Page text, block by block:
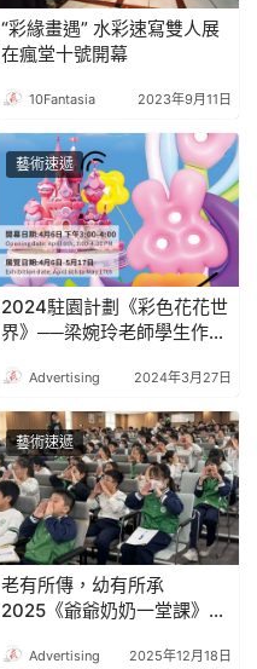
“彩緣畫遇” 水彩速寫雙人展
在瘋堂十號開幕
10Fantasia 2023年9月11日
藝術速遞
2024駐園計劃《彩色花花世
界》──梁婉玲老師學生作品
Advertising 2024年3月27日
藝術速遞
老有所傳，幼有所承
2025《爺爺奶奶一堂課》圓
Advertising 2025年12月18日